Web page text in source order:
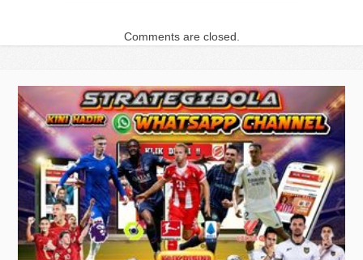
Comments are closed.